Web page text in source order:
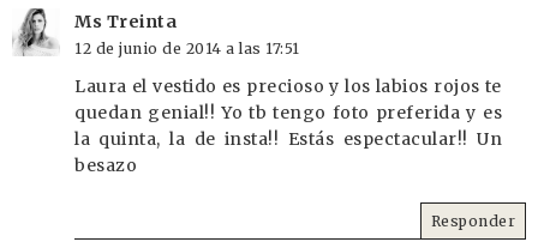
Ms Treinta
12 de junio de 2014 a las 17:51
Laura el vestido es precioso y los labios rojos te
quedan genial!! Yo tb tengo foto preferida y es
la quinta, la de insta!! Estás espectacular!! Un
besazo
Responder